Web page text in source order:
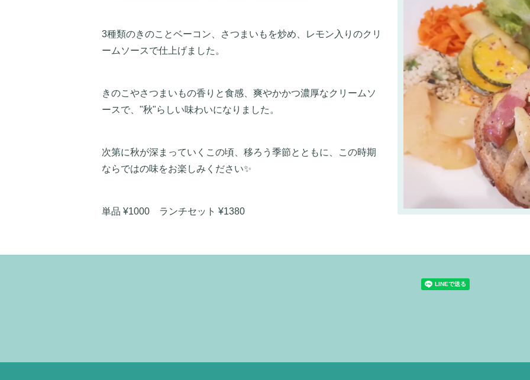
3種類のきのことベーコン、さつまいもを炒め、レモン入りのクリ
ームソースで仕上げました。
きのこやさつまいもの香りと食感、爽やかかつ濃厚なクリームソ
ースで、"秋"らしい味わいになりました。
次第に秋が深まっていくこの頃、移ろう季節とともに、この時期
ならではの味をお楽しみください✨
単品 ¥1000 ランチセット ¥1380